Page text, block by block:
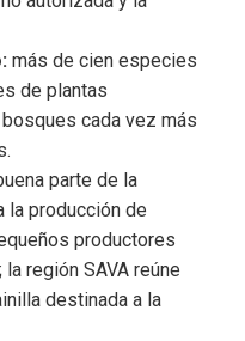
más de cien especies
de plantas
cada vez más
parte de la
la producción de
productores
región SAVA reúne
destinada a la